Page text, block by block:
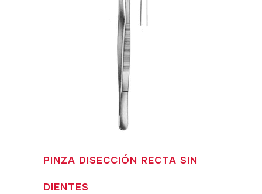
PINZA DISECCIÓN RECTA SIN
DIENTES